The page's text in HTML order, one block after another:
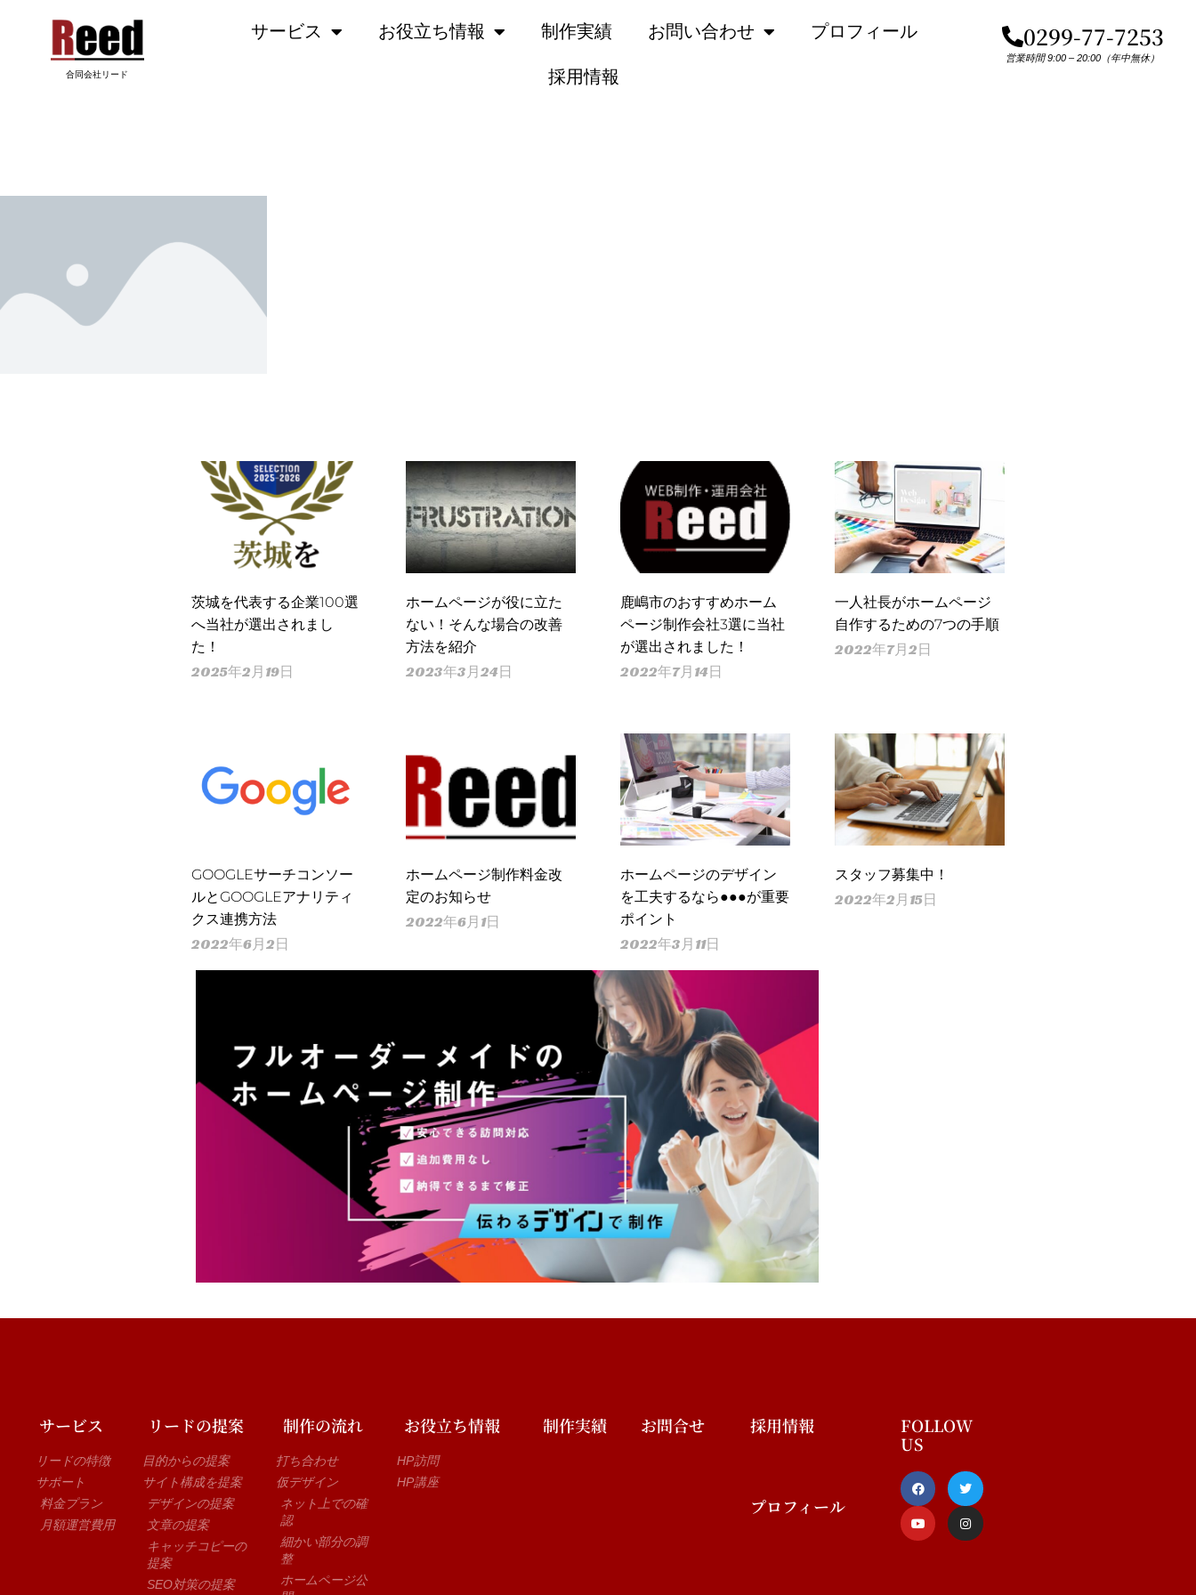
合同会社リード
サービス お役立ち情報 制作実績 お問い合わせ
プロフィール
採用情報
0299-77-7253
営業時間 9:00 – 20:00（年中無休）
茨城を代表する企業100選
へ当社が選出されまし
た！
2025年2月19日
ホームページが役に立た
ない！そんな場合の改善
方法を紹介
2023年3月24日
鹿嶋市のおすすめホーム
ページ制作会社3選に当社
が選出されました！
2022年7月14日
一人社長がホームページ
自作するための7つの手順
2022年7月2日
GOOGLEサーチコンソー
ルとGOOGLEアナリティ
クス連携方法
2022年6月2日
ホームページ制作料金改
定のお知らせ
2022年6月1日
ホームページのデザイン
を工夫するなら●●●が重要
ポイント
2022年3月11日
スタッフ募集中！
2022年2月15日
サービス
リードの特徴
サポート
料金プラン
月額運営費用
リードの提案
目的からの提案
サイト構成を提案
デザインの提案
文章の提案
キャッチコピーの
提案
SEO対策の提案
制作の流れ
打ち合わせ
仮デザイン
ネット上での確
認
細かい部分の調
整
ホームページ公
お役立ち情報
HP訪問
HP講座
制作実績 お問合せ 採用情報
プロフィール
FOLLOW
US
F
a
c
e
b
o
T
w
i
t
t
e
Y
o
u
t
u
b
I
n
s
t
a
g